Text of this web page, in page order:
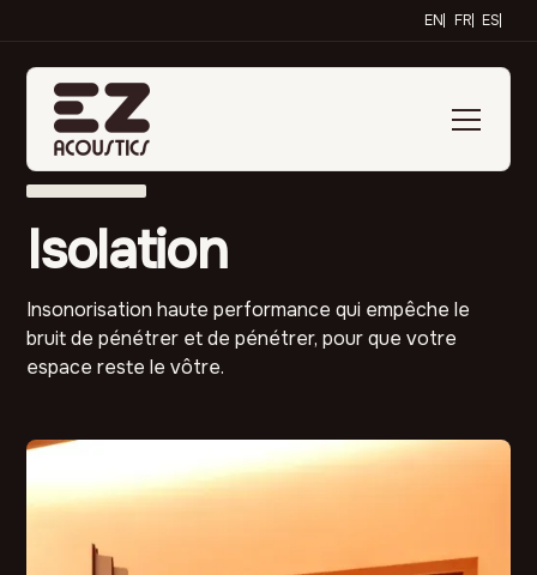
EN FR ES
Isolation
Insonorisation haute performance qui empêche le
bruit de pénétrer et de pénétrer, pour que votre
espace reste le vôtre.